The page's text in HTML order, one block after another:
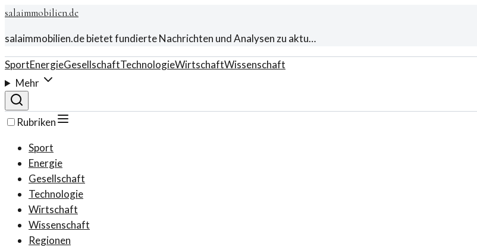
salaimmobilien.de
salaimmobilien.de bietet fundierte Nachrichten und Analysen zu aktu…
SportEnergieGesellschaftTechnologieWirtschaftWissenschaft
Mehr
Rubriken
Sport
Energie
Gesellschaft
Technologie
Wirtschaft
Wissenschaft
Regionen